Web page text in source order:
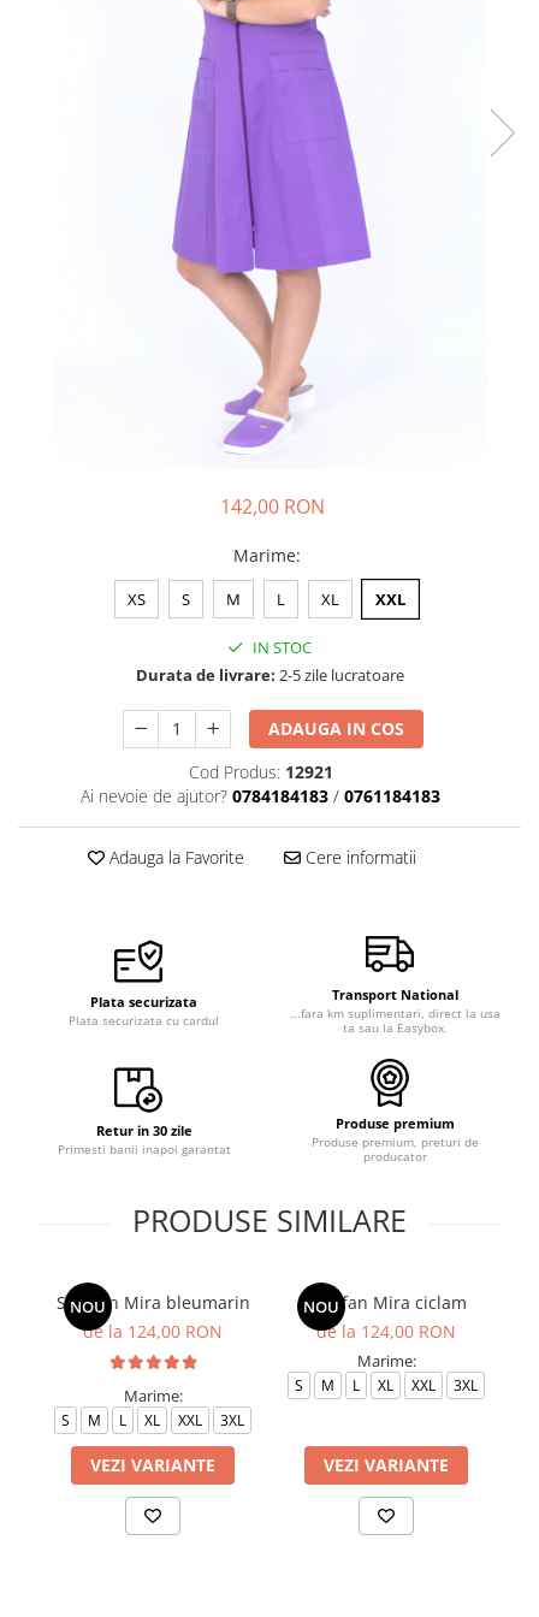
142,00 RON
Marime:
XS S M L XL XXL
IN STOC
Durata de livrare: 2-5 zile lucratoare
ADAUGA IN COS
Cod Produs: 12921
Ai nevoie de ajutor? 0784184183 / 0761184183
Adauga la Favorite Cere informatii
Plata securizata
Plata securizata cu cardul
Transport National
...fara km suplimentari, direct la usa
ta sau la Easybox.
Retur in 30 zile
Primesti banii inapoi garantat
Produse premium
Produse premium, preturi de
producator
PRODUSE SIMILARE
NOU
Sarafan Mira bleumarin
de la 124,00 RON
Marime:
S M L XL XXL 3XL
VEZI VARIANTE
NOU
Sarafan Mira ciclam
de la 124,00 RON
Marime:
S M L XL XXL 3XL
VEZI VARIANTE